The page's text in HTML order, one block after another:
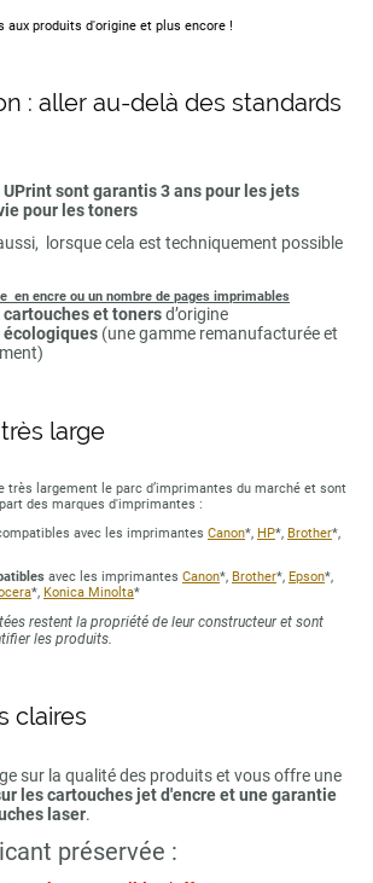
aux produits d'origine et plus encore !
: aller au-delà des standards
sont garantis 3 ans pour les jets
pour les toners
lorsque cela est techniquement possible
en encre ou un nombre de pages imprimables
cartouches et tonersd’origine
(une gamme remanufacturée et
large
très largement le parc d’imprimantes du marché et sont
des marques d'imprimantes :
avec les imprimantes Canon*, HP*, Brother*,
avec les imprimantes Canon*, Brother*, Epson*,
*, Konica Minolta*
restent la propriété de leur constructeur et sont
les produits.
claires
sur la qualité des produits et vous offre une
les cartouches jet d'encre et une garantie
laser.
préservée :